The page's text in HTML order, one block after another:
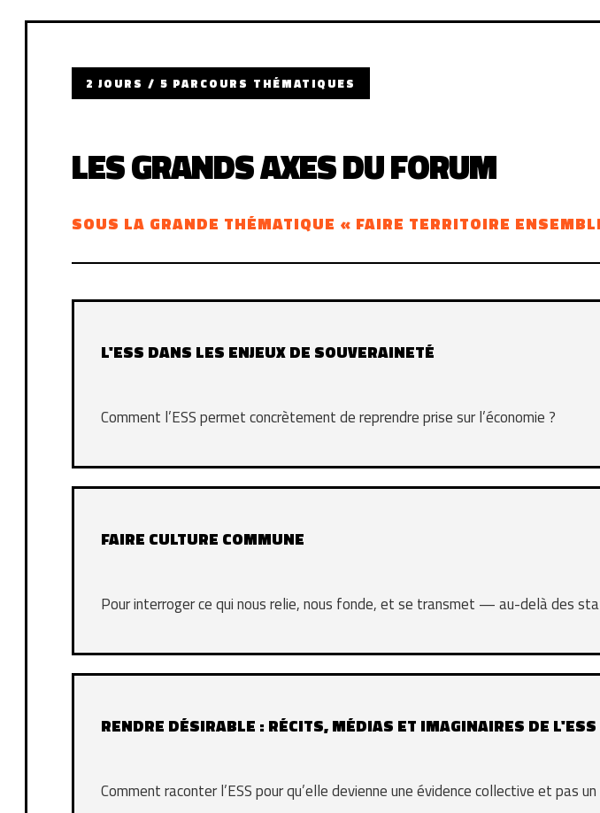
2 JOURS / 5 PARCOURS THÉMATIQUES
LES GRANDS AXES DU FORUM
SOUS LA GRANDE THÉMATIQUE « FAIRE TERRITOIRE
L'ESS DANS LES ENJEUX DE SOUVERAINETÉ
Comment l’ESS permet concrètement de reprendre prise sur l’économie ?
FAIRE CULTURE COMMUNE
Pour interroger ce qui nous relie, nous fonde, et se transmet — au-delà des
RENDRE DÉSIRABLE : RÉCITS, MÉDIAS ET IMAGINAIRES DE L'ESS
Comment raconter l’ESS pour qu’elle devienne une évidence collective et pas